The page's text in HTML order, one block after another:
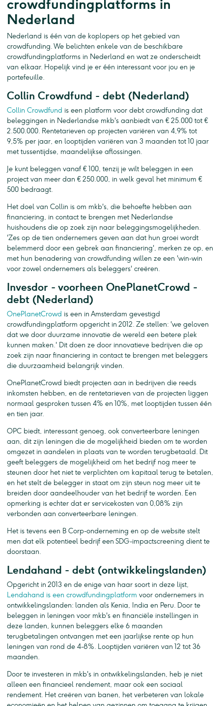
crowdfundingplatforms in
Nederland
Nederland is één van de koplopers op het gebied van
crowdfunding. We belichten enkele van de beschikbare
crowdfundingplatforms in Nederland en wat ze onderscheidt
van elkaar. Hopelijk vind je er één interessant voor jou en je
portefeuille.
Collin Crowdfund - debt (Nederland)
Collin Crowdfund is een platform voor debt crowdfunding dat
beleggingen in Nederlandse mkb's aanbiedt van € 25.000 tot €
2.500.000. Rentetarieven op projecten variëren van 4,9% tot
9,5% per jaar, en looptijden variëren van 3 maanden tot 10 jaar
met tussentijdse, maandelijkse aflossingen.
Je kunt beleggen vanaf € 100, tenzij je wilt beleggen in een
project van meer dan € 250.000, in welk geval het minimum €
500 bedraagt.
Het doel van Collin is om mkb's, die behoefte hebben aan
financiering, in contact te brengen met Nederlandse
huishoudens die op zoek zijn naar beleggingsmogelijkheden.
'Zes op de tien ondernemers geven aan dat hun groei wordt
belemmerd door een gebrek aan financiering', merken ze op, en
met hun benadering van crowdfunding willen ze een 'win-win
voor zowel ondernemers als beleggers' creëren.
Invesdor - voorheen OnePlanetCrowd -
debt (Nederland)
OnePlanetCrowd is een in Amsterdam gevestigd
crowdfundingplatform opgericht in 2012. Ze stellen: 'we geloven
dat we door duurzame innovatie de wereld een betere plek
kunnen maken.' Dit doen ze door innovatieve bedrijven die op
zoek zijn naar financiering in contact te brengen met beleggers
die duurzaamheid belangrijk vinden.
OnePlanetCrowd biedt projecten aan in bedrijven die reeds
inkomsten hebben, en de rentetarieven van de projecten liggen
normaal gesproken tussen 4% en 10%, met looptijden tussen één
en tien jaar.
OPC biedt, interessant genoeg, ook converteerbare leningen
aan, dit zijn leningen die de mogelijkheid bieden om te worden
omgezet in aandelen in plaats van te worden terugbetaald. Dit
geeft beleggers de mogelijkheid om het bedrijf nog meer te
steunen door het niet te verplichten om kapitaal terug te betalen,
en het stelt de belegger in staat om zijn steun nog meer uit te
breiden door aandeelhouder van het bedrijf te worden. Een
opmerking is echter dat er servicekosten van 0,08% zijn
verbonden aan converteerbare leningen.
Het is tevens een B Corp-onderneming en op de website stelt
men dat elk potentieel bedrijf een SDG-impactscreening dient te
doorstaan.
Lendahand - debt (ontwikkelingslanden)
Opgericht in 2013 en de enige van haar soort in deze lijst,
Lendahand is een crowdfundingplatform voor ondernemers in
ontwikkelingslanden: landen als Kenia, India en Peru. Door te
beleggen in leningen voor mkb's en financiële instellingen in
deze landen, kunnen beleggers elke 6 maanden
terugbetalingen ontvangen met een jaarlijkse rente op hun
leningen van rond de 4-8%. Looptijden variëren van 12 tot 36
maanden.
Door te investeren in mkb's in ontwikkelingslanden, heb je niet
alleen een financieel rendement, maar ook een sociaal
rendement. Het creëren van banen, het verbeteren van lokale